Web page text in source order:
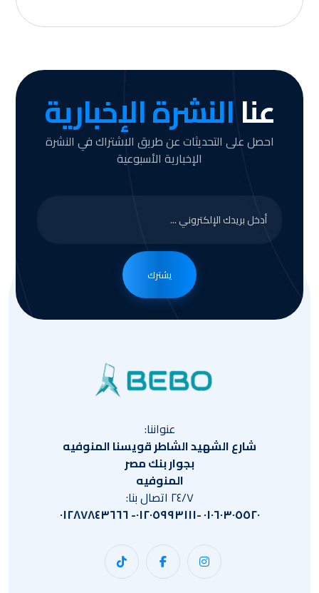
عناالنشرة الإخبارية
احصل على التحديثات عن طريق الاشتراك في النشرة
الإخبارية الأسبوعية
يشترك
عنواننا:
شارع الشهيد الشاطر قويسنا المنوفيه
بجوار بنك مصر
المنوفيه
٢٤/٧ اتصال بنا:
٠١٠٦٠٣٠٥٥٢٠ -٠١٢٠٥٩٩٣١١١- ٠١٢٨٧٨٤٣٦٦٦